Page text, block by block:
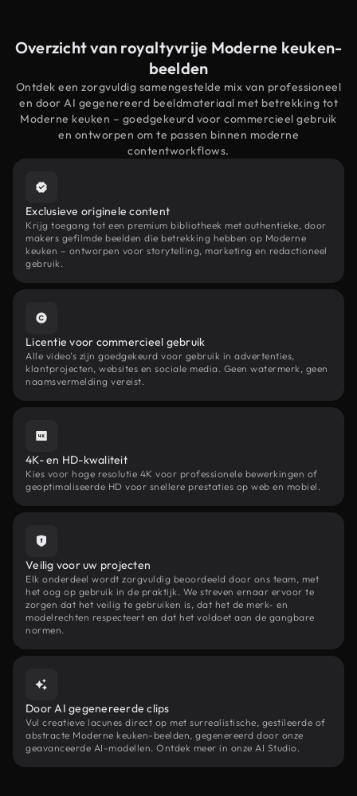
Overzicht van royaltyvrije Moderne keuken-
beelden
Ontdek een zorgvuldig samengestelde mix van professioneel
en door AI gegenereerd beeldmateriaal met betrekking tot
Moderne keuken – goedgekeurd voor commercieel gebruik
en ontworpen om te passen binnen moderne
contentworkflows.
Exclusieve originele content
Krijg toegang tot een premium bibliotheek met authentieke, door
makers gefilmde beelden die betrekking hebben op Moderne
keuken – ontworpen voor storytelling, marketing en redactioneel
gebruik.
Licentie voor commercieel gebruik
Alle video's zijn goedgekeurd voor gebruik in advertenties,
klantprojecten, websites en sociale media. Geen watermerk, geen
naamsvermelding vereist.
4K- en HD-kwaliteit
Kies voor hoge resolutie 4K voor professionele bewerkingen of
geoptimaliseerde HD voor snellere prestaties op web en mobiel.
Veilig voor uw projecten
Elk onderdeel wordt zorgvuldig beoordeeld door ons team, met
het oog op gebruik in de praktijk. We streven ernaar ervoor te
zorgen dat het veilig te gebruiken is, dat het de merk- en
modelrechten respecteert en dat het voldoet aan de gangbare
normen.
Door AI gegenereerde clips
Vul creatieve lacunes direct op met surrealistische, gestileerde of
abstracte Moderne keuken-beelden, gegenereerd door onze
geavanceerde AI-modellen. Ontdek meer in onze AI Studio.